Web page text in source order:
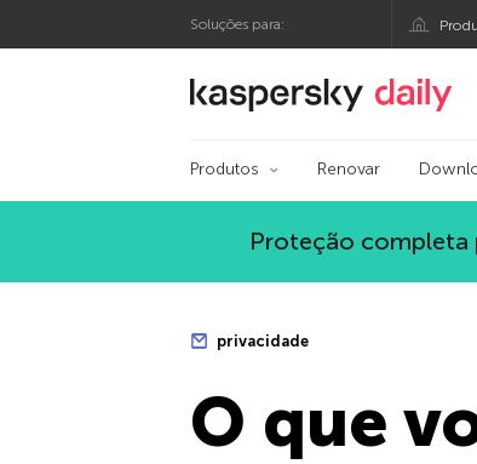
Soluções para:
Blog oficial
Produtos Renovar
Proteção completa
privacidade
O que